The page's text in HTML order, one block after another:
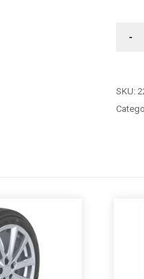
-
SKU: